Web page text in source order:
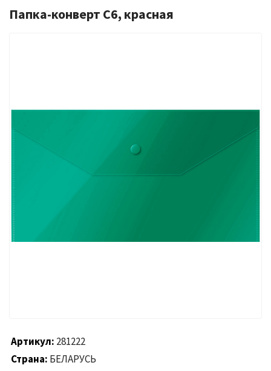
Папка-конверт C6, красная
Артикул 281222
Страна БЕЛАРУСЬ